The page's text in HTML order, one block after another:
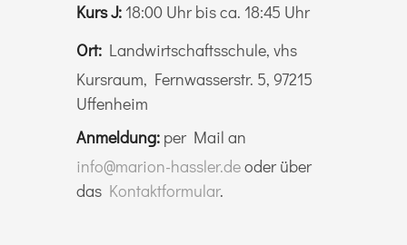
Kurs J: 18:00 Uhr bis ca. 18:45 Uhr
Ort: Landwirtschaftsschule, vhs
Kursraum, Fernwasserstr. 5, 97215
Uffenheim
Anmeldung: per Mail an
info@marion-hassler.deoder über
das Kontaktformular.